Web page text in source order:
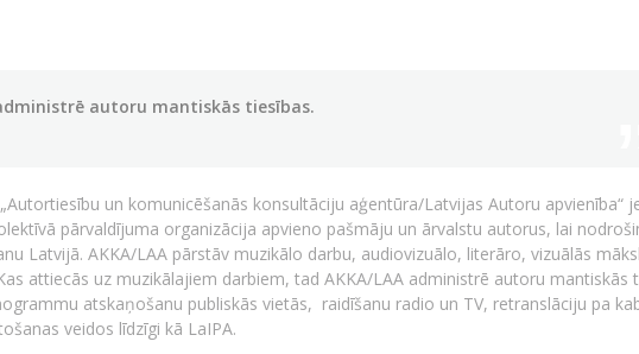
autoru mantiskās tiesības.
un komunicēšanās konsultāciju aģentūra/Latvijas Autoru apvienība“
pārvaldījuma organizācija apvieno pašmāju un ārvalstu autorus, lai
Latvijā. AKKA/LAA pārstāv muzikālo darbu, audiovizuālo, literāro, vizuālās
attiecās uz muzikālajiem darbiem, tad AKKA/LAA administrē autoru mantiskās
atskaņošanu publiskās vietās, raidīšanu radio un TV, retranslāciju pa
veidos līdzīgi kā LaIPA.